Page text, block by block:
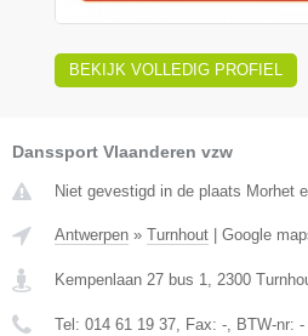
BEKIJK VOLLEDIG PROFIEL
Danssport Vlaanderen vzw
Niet gevestigd in de plaats Morhet
Antwerpen » Turnhout Google
Kempenlaan 27 bus 1 2300
Tel: 014 61 19 37 , Fax: - , BTW-nr: -